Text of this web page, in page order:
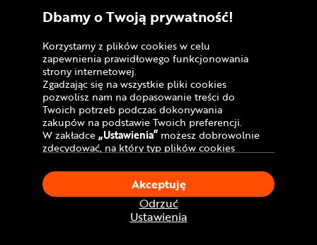
CR Bydgoszcz - Comfy Park
Aleja Jana Pawła II 113,
85-140 Bydgoszcz
Otwarte od: 9:00 do 21:00
Zobacz więcejCR Bydgoszcz - Comfy Park
CR Gdańsk - Morski Park
Handlowy
ul. Przywidzka 10A,
Otwarte od: 10:00 do 21:00
Zobacz więcejCR Gdańsk - Morski Park
CR Kraków - Solvay Park
Dbamy o Twoją prywatność!
Korzystamy z plików cookies w celu
zapewnienia prawidłowego funkcjonowania
strony internetowej.
Zgadzając się na wszystkie pliki cookies
pozwolisz nam na dopasowanie treści do
Twoich potrzeb podczas dokonywania
zakupów na podstawie Twoich preferencji.
W zakładce„Ustawienia” możesz dobrowolnie
zdecydować, na który typ plików cookies
Klikając„Akceptuję”, wyrażasz zgodę na
stosowanie ciasteczek zgodnie z ustawieniami
Twojej przeglądarki.
W dowolnym momencie, możesz dokonać
zmiany swojego wyboru klikając opcję
Ustawienia
Odrzuć
Akceptuję